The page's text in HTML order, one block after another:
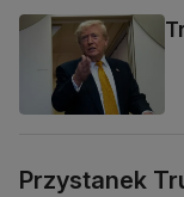
Przystanek